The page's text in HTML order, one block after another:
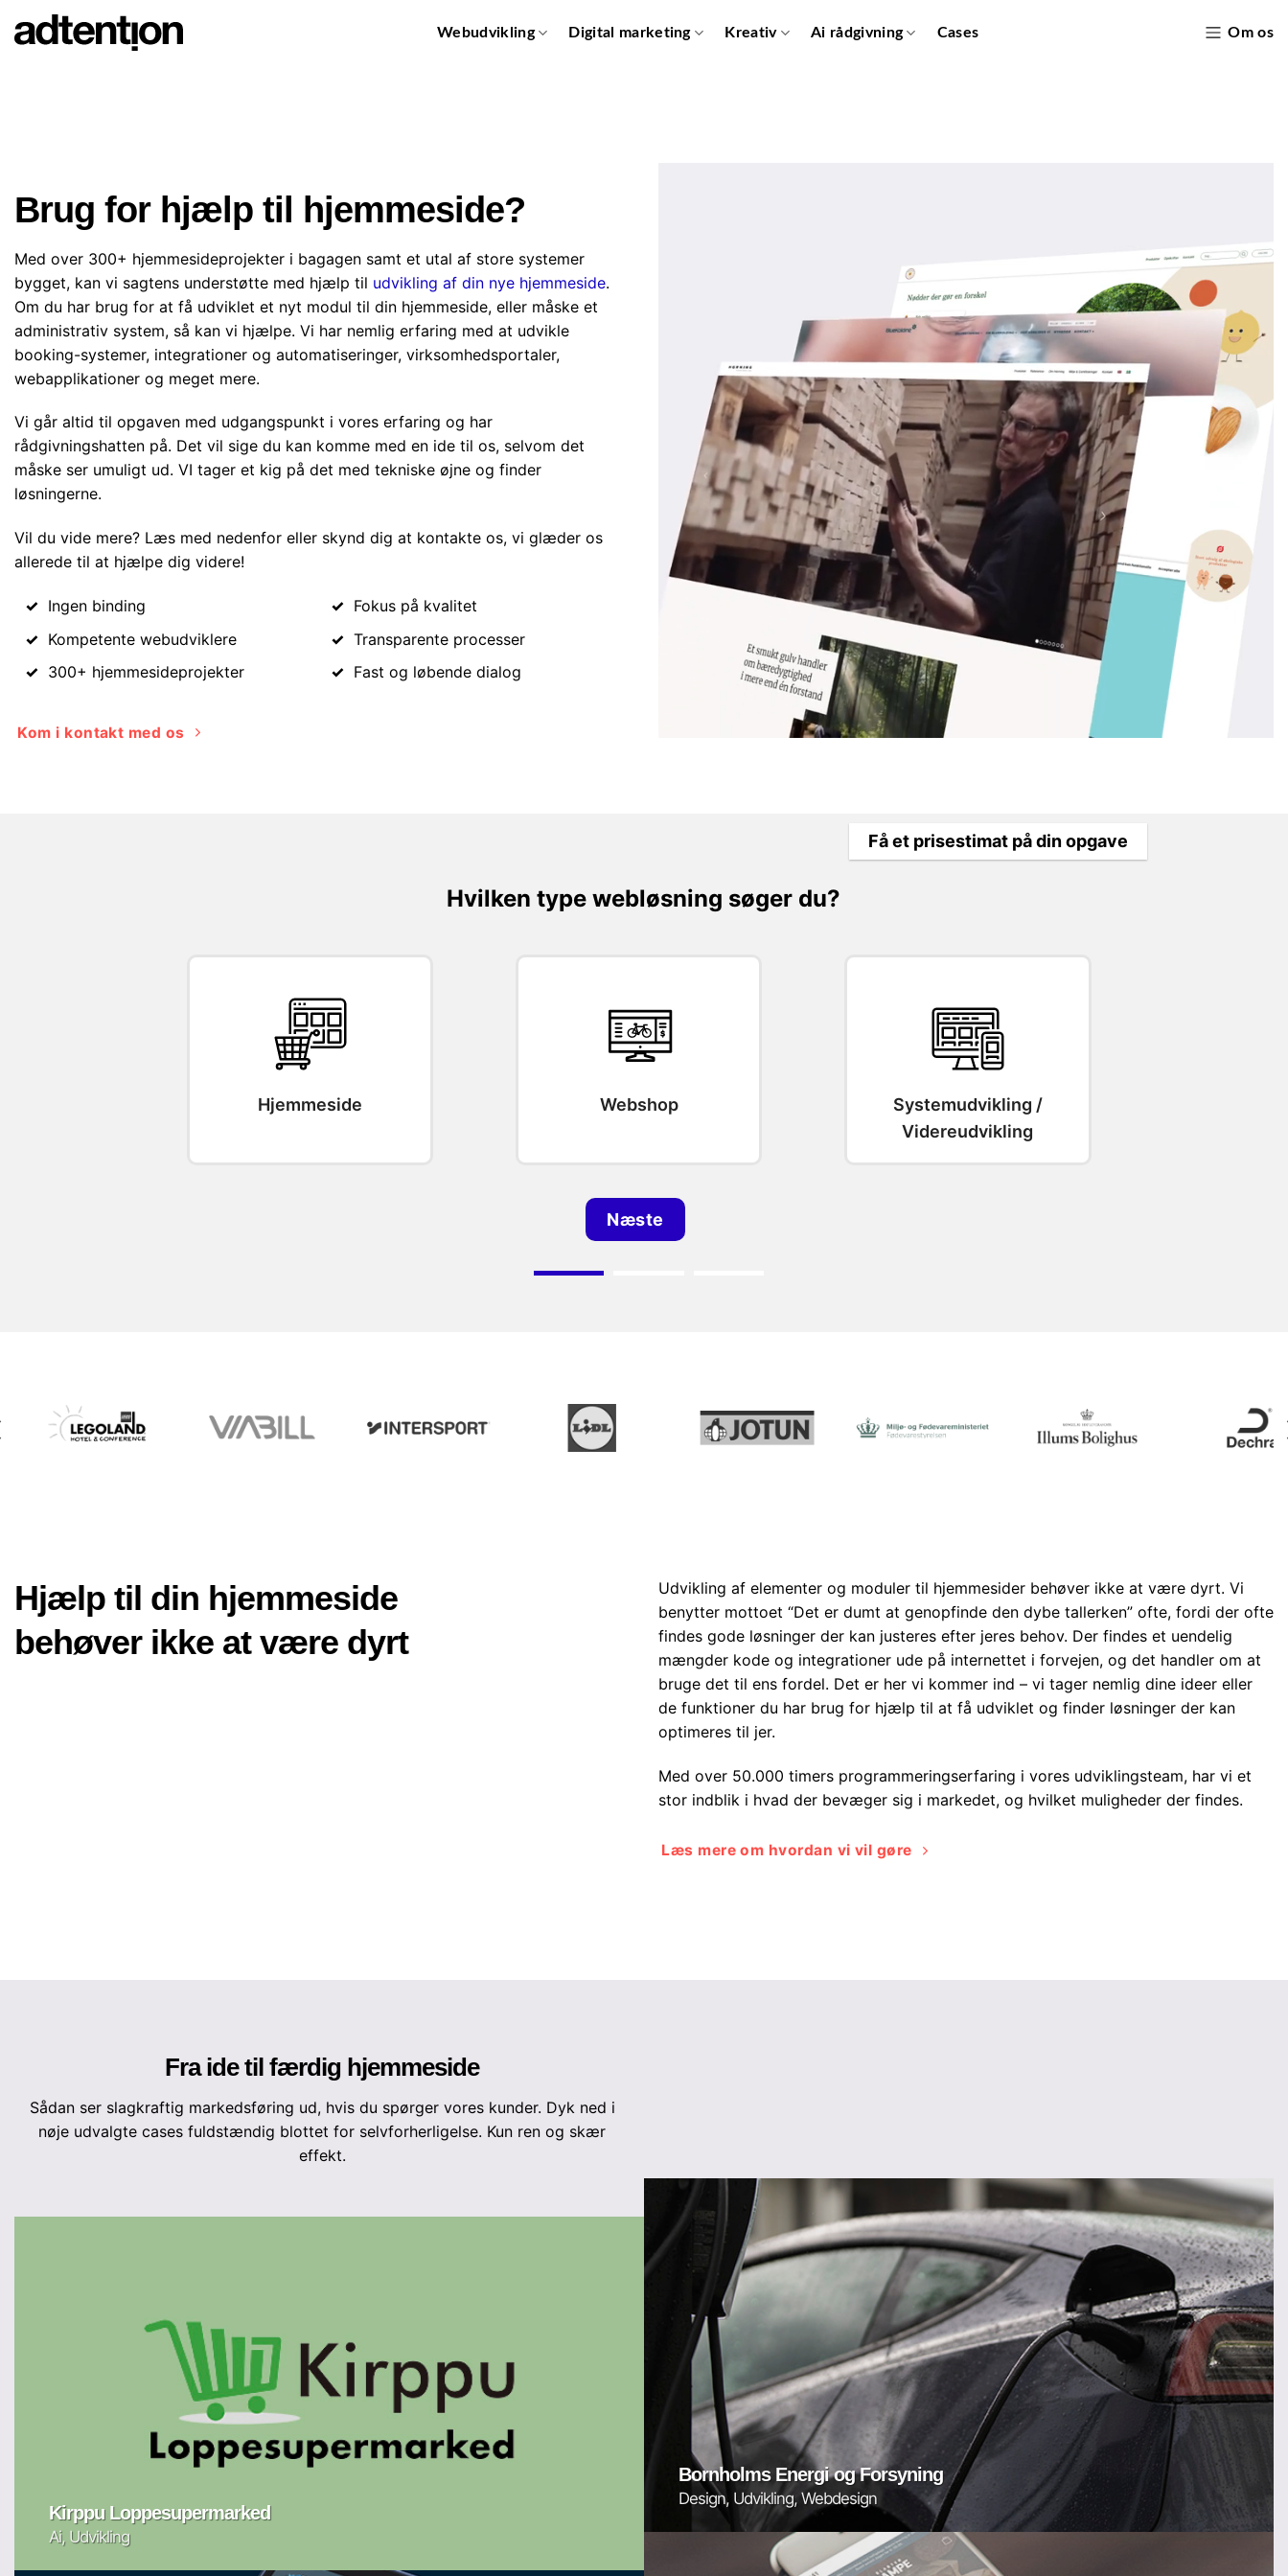
to
Webudvikling Digital marketing Kreativ Ai rådgivning Cases Om os
Brug for hjælp til hjemmeside?
Med over 300+ hjemmesideprojekter i bagagen samt et utal af store systemer
bygget, kan vi sagtens understøtte med hjælp til udvikling af din nye hjemmeside.
Om du har brug for at få udviklet et nyt modul til din hjemmeside, eller måske et
administrativ system, så kan vi hjælpe. Vi har nemlig erfaring med at udvikle
booking-systemer, integrationer og automatiseringer, virksomhedsportaler,
webapplikationer og meget mere.
Vi går altid til opgaven med udgangspunkt i vores erfaring og har
rådgivningshatten på. Det vil sige du kan komme med en ide til os, selvom det
måske ser umuligt ud. VI tager et kig på det med tekniske øjne og finder
løsningerne.
Vil du vide mere? Læs med nedenfor eller skynd dig at kontakte os, vi glæder os
allerede til at hjælpe dig videre!
Ingen binding
Kompetente webudviklere
300+ hjemmesideprojekter
Fokus på kvalitet
Transparente processer
Fast og løbende dialog
Kom i kontakt med os
Få et prisestimat på din opgave
Hvilken type webløsning søger du?
Hjemmeside Webshop
Systemudvikling /
Videreudvikling
Hjælp til din hjemmeside
behøver ikke at være dyrt
Udvikling af elementer og moduler til hjemmesider behøver ikke at være dyrt. Vi
benytter mottoet “Det er dumt at genopfinde den dybe tallerken” ofte, fordi der ofte
findes gode løsninger der kan justeres efter jeres behov. Der findes et uendelig
mængder kode og integrationer ude på internettet i forvejen, og det handler om at
bruge det til ens fordel. Det er her vi kommer ind – vi tager nemlig dine ideer eller
de funktioner du har brug for hjælp til at få udviklet og finder løsninger der kan
optimeres til jer.
Med over 50.000 timers programmeringserfaring i vores udviklingsteam, har vi et
stor indblik i hvad der bevæger sig i markedet, og hvilket muligheder der findes.
Læs mere om hvordan vi vil gøre
Fra ide til færdig hjemmeside
Sådan ser slagkraftig markedsføring ud, hvis du spørger vores kunder. Dyk ned i
nøje udvalgte cases fuldstændig blottet for selvforherligelse. Kun ren og skær
effekt.
Kirppu Loppesupermarked
Ai, Udvikling
Bornholms Energi og Forsyning
Design, Udvikling, Webdesign